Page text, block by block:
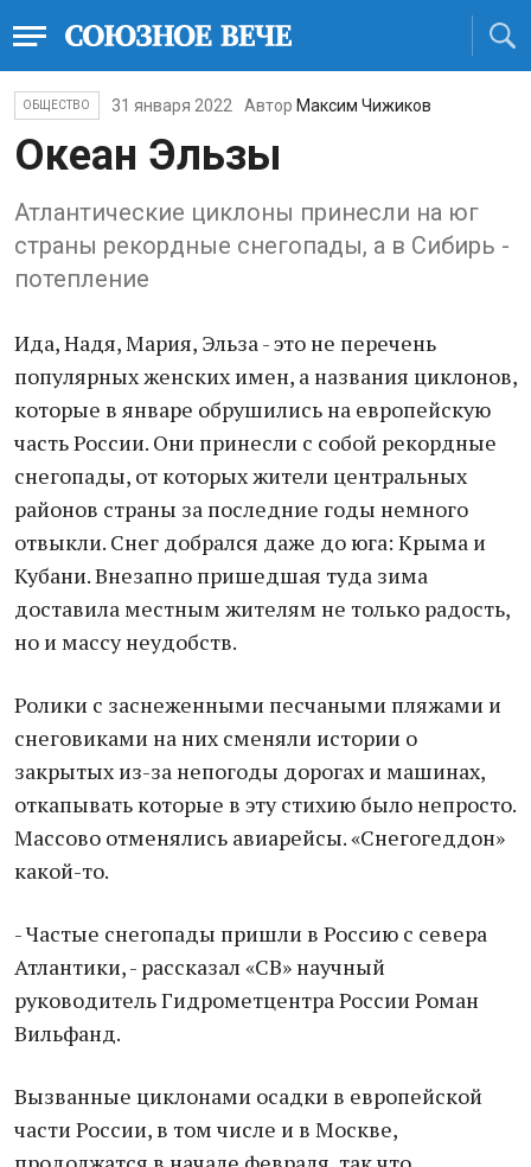
ОБЩЕСТВО 31 января 2022 Автор Максим Чижиков
Океан Эльзы
Атлантические циклоны принесли на юг
страны рекордные снегопады, а в Сибирь -
потепление
Ида, Надя, Мария, Эльза - это не перечень
популярных женских имен, а названия циклонов,
которые в январе обрушились на европейскую
часть России. Они принесли с собой рекордные
снегопады, от которых жители центральных
районов страны за последние годы немного
отвыкли. Снег добрался даже до юга: Крыма и
Кубани. Внезапно пришедшая туда зима
доставила местным жителям не только радость,
но и массу неудобств.
Ролики с заснеженными песчаными пляжами и
снеговиками на них сменяли истории о
закрытых из-за непогоды дорогах и машинах,
откапывать которые в эту стихию было непросто.
Массово отменялись авиарейсы. «Снегогеддон»
какой-то.
- Частые снегопады пришли в Россию с севера
Атлантики, - рассказал «СВ» научный
руководитель Гидрометцентра России Роман
Вильфанд.
Вызванные циклонами осадки в европейской
части России, в том числе и в Москве,